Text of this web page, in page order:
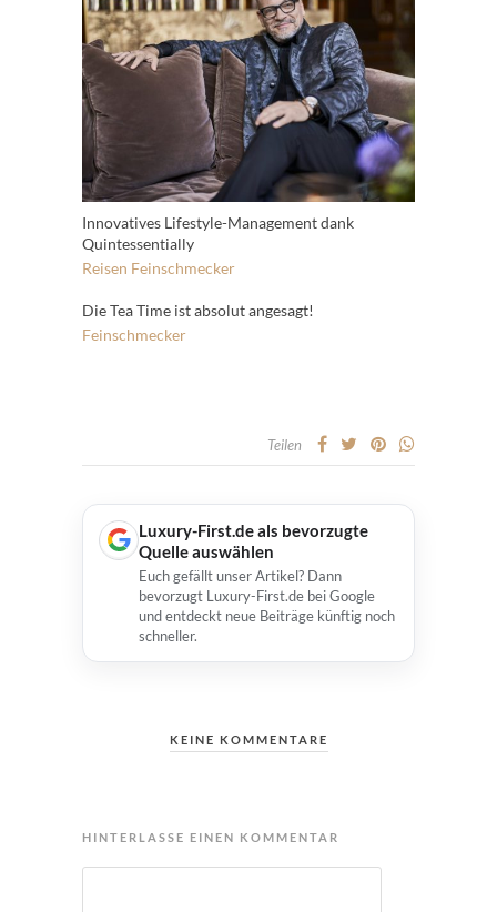
Innovatives Lifestyle-Management dank
Quintessentially
Reisen Feinschmecker
Die Tea Time ist absolut angesagt!
Feinschmecker
Teilen
Luxury-First.de als bevorzugte
Quelle auswählen
Euch gefällt unser Artikel? Dann
bevorzugt Luxury-First.de bei Google
und entdeckt neue Beiträge künftig noch
schneller.
KEINE KOMMENTARE
HINTERLASSE EINEN KOMMENTAR